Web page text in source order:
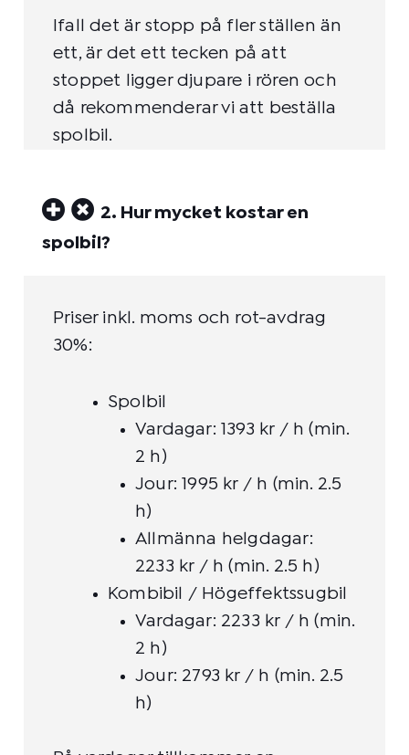
Ifall det är stopp på fler ställen än
ett, är det ett tecken på att
stoppet ligger djupare i rören och
då rekommenderar vi att beställa
spolbil.
2. Hur mycket kostar en
spolbil?
Priser inkl. moms och rot-avdrag
30%:
Spolbil
Vardagar: 1393 kr / h (min.
2 h)
Jour: 1995 kr / h (min. 2.5
h)
Allmänna helgdagar:
2233 kr / h (min. 2.5 h)
Kombibil / Högeffektssugbil
Vardagar: 2233 kr / h (min.
2 h)
Jour: 2793 kr / h (min. 2.5
h)